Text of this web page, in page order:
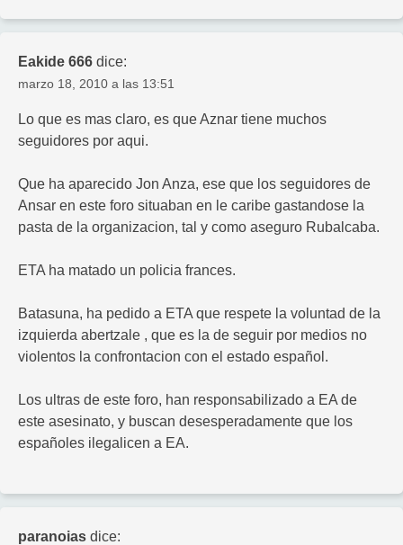
Eakide 666 dice:
marzo 18, 2010 a las 13:51
Lo que es mas claro, es que Aznar tiene muchos
seguidores por aqui.
Que ha aparecido Jon Anza, ese que los seguidores de
Ansar en este foro situaban en le caribe gastandose la
pasta de la organizacion, tal y como aseguro Rubalcaba.
ETA ha matado un policia frances.
Batasuna, ha pedido a ETA que respete la voluntad de la
izquierda abertzale , que es la de seguir por medios no
violentos la confrontacion con el estado español.
Los ultras de este foro, han responsabilizado a EA de
este asesinato, y buscan desesperadamente que los
españoles ilegalicen a EA.
paranoias dice: